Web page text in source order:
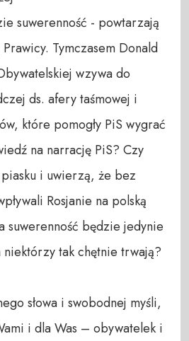
suwerenność - powtarzają
Tymczasem Donald
wzywa do
ds. afery taśmowej i
które pomogły PiS wygrać
na narrację PiS? Czy
piasku i uwierzą, że bez
Rosjanie na polską
suwerenność będzie jedynie
tak chętnie trwają?
słowa i swobodnej myśli,
i dla Was – obywatelek i